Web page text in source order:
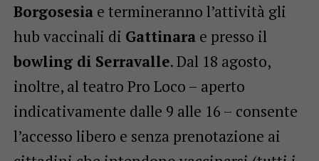
Borgosesiae termineranno l’attività gli
hub vaccinali di Gattinarae presso il
bowling di Serravalle. Dal 18 agosto,
inoltre, al teatro Pro Loco – aperto
indicativamente dalle 9 alle 16 – consente
l’accesso libero e senza prenotazione ai